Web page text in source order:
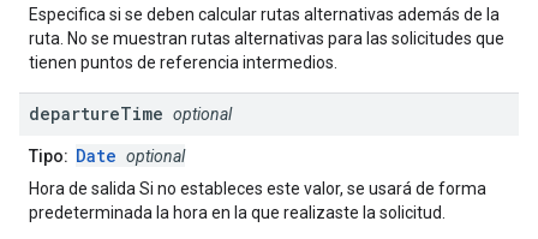
Especifica si se deben calcular rutas alternativas además de la
ruta. No se muestran rutas alternativas para las solicitudes que
tienen puntos de referencia intermedios.
departureTime optional
Tipo: Date optional
Hora de salida Si no estableces este valor, se usará de forma
predeterminada la hora en la que realizaste la solicitud.